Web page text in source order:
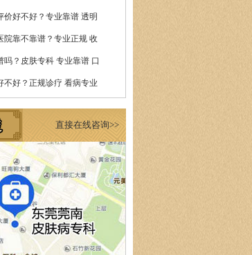
价好不好？专业靠谱 透明
院靠不靠谱？专业正规 收
吗？皮肤专科 专业靠谱 口
不好？正规诊疗 看病专业
直接在线咨询>>